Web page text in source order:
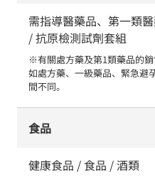
需指導醫藥品、第一類
/ 抗原檢測試劑套組
※有關處方藥及第1類藥品的
如處方藥、一級藥品、緊急避
間不同。
食品
健康食品 / 食品 / 酒類